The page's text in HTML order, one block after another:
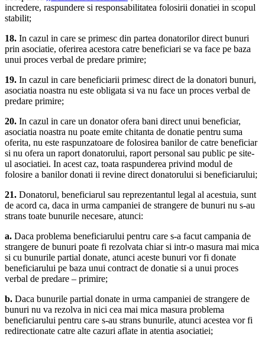
incredere, raspundere si responsabilitatea folosirii donatiei in scopul
stabilit;
18. In cazul in care se primesc din partea donatorilor direct bunuri
prin asociatie, oferirea acestora catre beneficiari se va face pe baza
unui proces verbal de predare primire;
19. In cazul in care beneficiarii primesc direct de la donatori bunuri,
asociatia noastra nu este obligata si va nu face un proces verbal de
predare primire;
20. In cazul in care un donator ofera bani direct unui beneficiar,
asociatia noastra nu poate emite chitanta de donatie pentru suma
oferita, nu este raspunzatoare de folosirea banilor de catre beneficiar
si nu ofera un raport donatorului, raport personal sau public pe site-
ul asociatiei. In acest caz, toata raspunderea privind modul de
folosire a banilor donati ii revine direct donatorului si beneficiarului;
21. Donatorul, beneficiarul sau reprezentantul legal al acestuia, sunt
de acord ca, daca in urma campaniei de strangere de bunuri nu s-au
strans toate bunurile necesare, atunci:
a. Daca problema beneficiarului pentru care s-a facut campania de
strangere de bunuri poate fi rezolvata chiar si intr-o masura mai mica
si cu bunurile partial donate, atunci aceste bunuri vor fi donate
beneficiarului pe baza unui contract de donatie si a unui proces
verbal de predare – primire;
b. Daca bunurile partial donate in urma campaniei de strangere de
bunuri nu va rezolva in nici cea mai mica masura problema
beneficiarului pentru care s-au strans bunurile, atunci acestea vor fi
redirectionate catre alte cazuri aflate in atentia asociatiei;